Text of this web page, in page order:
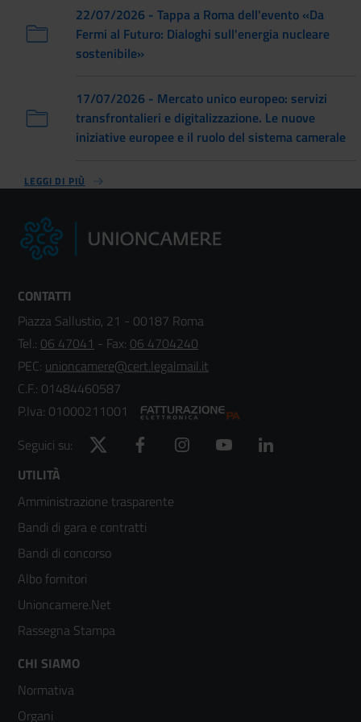
22/07/2026 - Tappa a Roma dell'evento «Da
Fermi al Futuro: Dialoghi sull'energia nucleare
sostenibile»
17/07/2026 - Mercato unico europeo: servizi
transfrontalieri e digitalizzazione. Le nuove
iniziative europee e il ruolo del sistema camerale
LEGGI DI PIÙ
CONTATTI
Piazza Sallustio, 21 - 00187 Roma
Tel.: 06 47041 - Fax: 06 4704240
PEC: unioncamere@cert.legalmail.it
C.F.: 01484460587
P.Iva: 01000211001
Seguici su:
Twitter Facebook Instagram YouTube
Footer
menù
colonna
2
UTILITÀ
Amministrazione trasparente
Bandi di gara e contratti
Bandi di concorso
Albo fornitori
Unioncamere.Net
Rassegna Stampa
Footer
menù
CHI SIAMO
Normativa
Organi